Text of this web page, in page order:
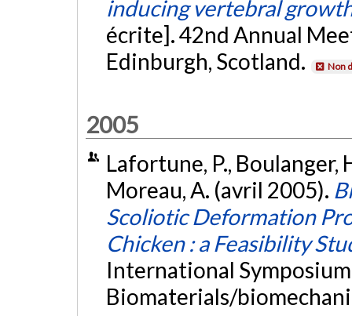
inducing vertebral
écrite]. 42nd Annual
Edinburgh, Scotland.
Non
2005
Lafortune, P., Boulanger,
Moreau, A. (avril 2005).
Scoliotic Deformation
Chicken : a Feasibility
International
Biomaterials/